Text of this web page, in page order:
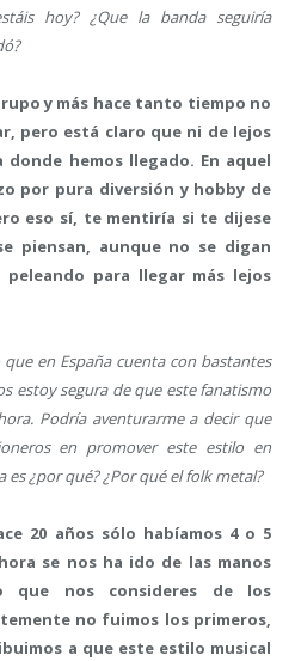
hoy? ¿Que la banda seguiría
y más hace tanto tiempo no
pero está claro que ni de lejos
donde hemos llegado. En aquel
por pura diversión y hobby de
eso sí, te mentiría si te dijese
piensan, aunque no se digan
peleando para llegar más lejos
en España cuenta con bastantes
estoy segura de que este fanatismo
Podría aventurarme a decir que
en promover este estilo en
es ¿por qué? ¿Por qué el folk metal?
20 años sólo habíamos 4 o 5
se nos ha ido de las manos
que nos consideres de los
no fuimos los primeros,
a que este estilo musical